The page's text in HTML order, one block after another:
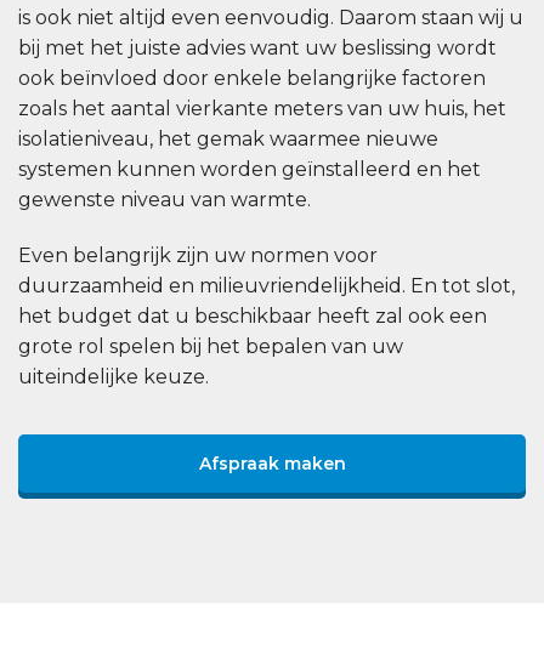
is ook niet altijd even eenvoudig. Daarom staan wij u
bij met het juiste advies want uw beslissing wordt
ook beïnvloed door enkele belangrijke factoren
zoals het aantal vierkante meters van uw huis, het
isolatieniveau, het gemak waarmee nieuwe
systemen kunnen worden geïnstalleerd en het
gewenste niveau van warmte.
Even belangrijk zijn uw normen voor
duurzaamheid en milieuvriendelijkheid. En tot slot,
het budget dat u beschikbaar heeft zal ook een
grote rol spelen bij het bepalen van uw
uiteindelijke keuze.
Afspraak maken